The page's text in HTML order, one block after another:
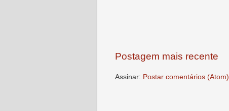
Postagem mais recente
Assinar: Postar comentários (Atom)